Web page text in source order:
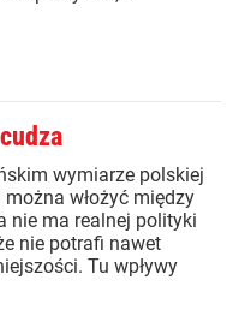
wymiarze polskiej
włożyć między
nie ma realnej polityki
nie potrafi nawet
Tu wpływy